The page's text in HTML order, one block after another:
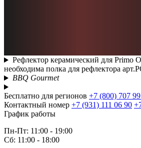
Рефлектор керамический для Primo
необходима полка для рефлектора
BBQ Gourmet
Бесплатно для регионов +7 (800) 707
Контактный номер +7 (931) 111 06 90
График работы
Пн-Пт: 11:00 - 19:00
Сб: 11:00 - 18:00